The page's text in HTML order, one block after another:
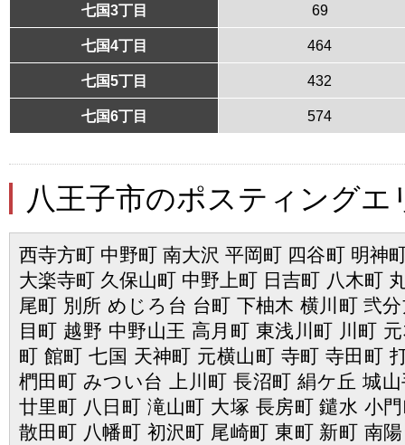
七国3丁目 69
七国4丁目 464
七国5丁目 432
七国6丁目 574
八王子市のポスティングエ
西寺方町 中野町 南大沢 平岡町 四谷町 明神
大楽寺町 久保山町 中野上町 日吉町 八木町
尾町 別所 めじろ台 台町 下柚木 横川町 弐
目町 越野 中野山王 高月町 東浅川町 川町
町 館町 七国 天神町 元横山町 寺町 寺田町
椚田町 みつい台 上川町 長沼町 絹ケ丘 城
廿里町 八日町 滝山町 大塚 長房町 鑓水 小
散田町 八幡町 初沢町 尾崎町 東町 新町 南